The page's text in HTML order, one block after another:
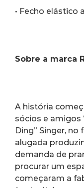
• Fecho elástico
Sobre a marca
A história
sócios e amigos
Ding” Singer,
alugada
demanda de
procurar um
começaram a